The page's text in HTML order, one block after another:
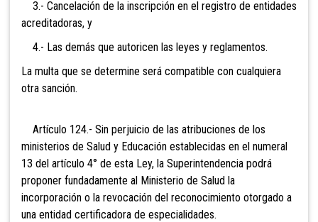
3.- Cancelación de la inscripción en el registro de entidades
acreditadoras, y
4.- Las demás que autoricen las leyes y reglamentos.
La multa que se determine será compatible con cualquiera
otra sanción.
Artículo 124.- Sin perjuicio de las atribuciones de los
ministerios de Salud y Educación establecidas en el numeral
13 del artículo 4° de esta Ley, la Superintendencia podrá
proponer fundadamente al Ministerio de Salud la
incorporación o la revocación del reconocimiento otorgado a
una entidad certificadora de especialidades.